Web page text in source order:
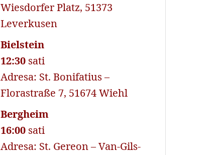
Wiesdorfer Platz, 51373
Leverkusen
Bielstein
12:30 sati
Adresa: St. Bonifatius –
Florastraße 7, 51674 Wiehl
Bergheim
16:00 sati
Adresa: St. Gereon – Van-Gils-